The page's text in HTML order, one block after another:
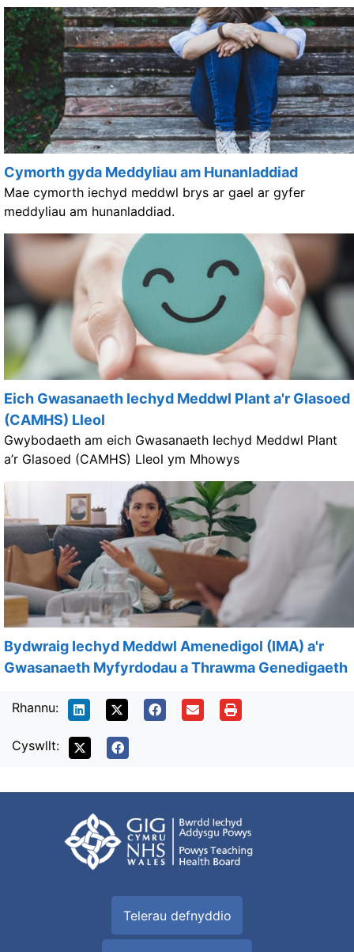
Cymorth gyda Meddyliau am Hunanladdiad
Mae cymorth iechyd meddwl brys ar gael ar gyfer
meddyliau am hunanladdiad.
Eich Gwasanaeth Iechyd Meddwl Plant a'r Glasoed
(CAMHS) Lleol
Gwybodaeth am eich Gwasanaeth Iechyd Meddwl Plant
a’r Glasoed (CAMHS) Lleol ym Mhowys
Bydwraig Iechyd Meddwl Amenedigol (IMA) a'r
Gwasanaeth Myfyrdodau a Thrawma Genedigaeth
Rhannu:
Cyswllt:
Telerau defnyddio